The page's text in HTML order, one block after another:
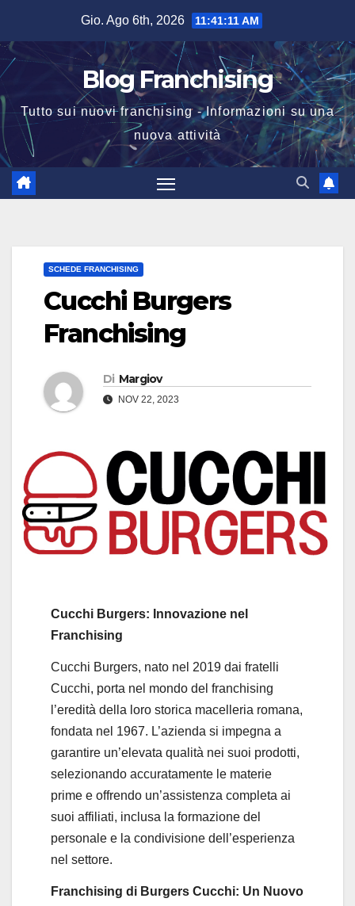
contenuto
Gio. Ago 6th, 2026 11:41:12 AM
Blog Franchising
Tutto sui nuovi franchising - Informazioni su una
nuova attività
SCHEDE FRANCHISING
Cucchi Burgers
Franchising
Di Margiov
NOV 22, 2023
Cucchi Burgers: Innovazione nel
Franchising
Cucchi Burgers, nato nel 2019 dai fratelli
Cucchi, porta nel mondo del franchising
l’eredità della loro storica macelleria romana,
fondata nel 1967. L’azienda si impegna a
garantire un’elevata qualità nei suoi prodotti,
selezionando accuratamente le materie
prime e offrendo un’assistenza completa ai
suoi affiliati, inclusa la formazione del
personale e la condivisione dell’esperienza
nel settore.
Franchising di Burgers Cucchi: Un Nuovo